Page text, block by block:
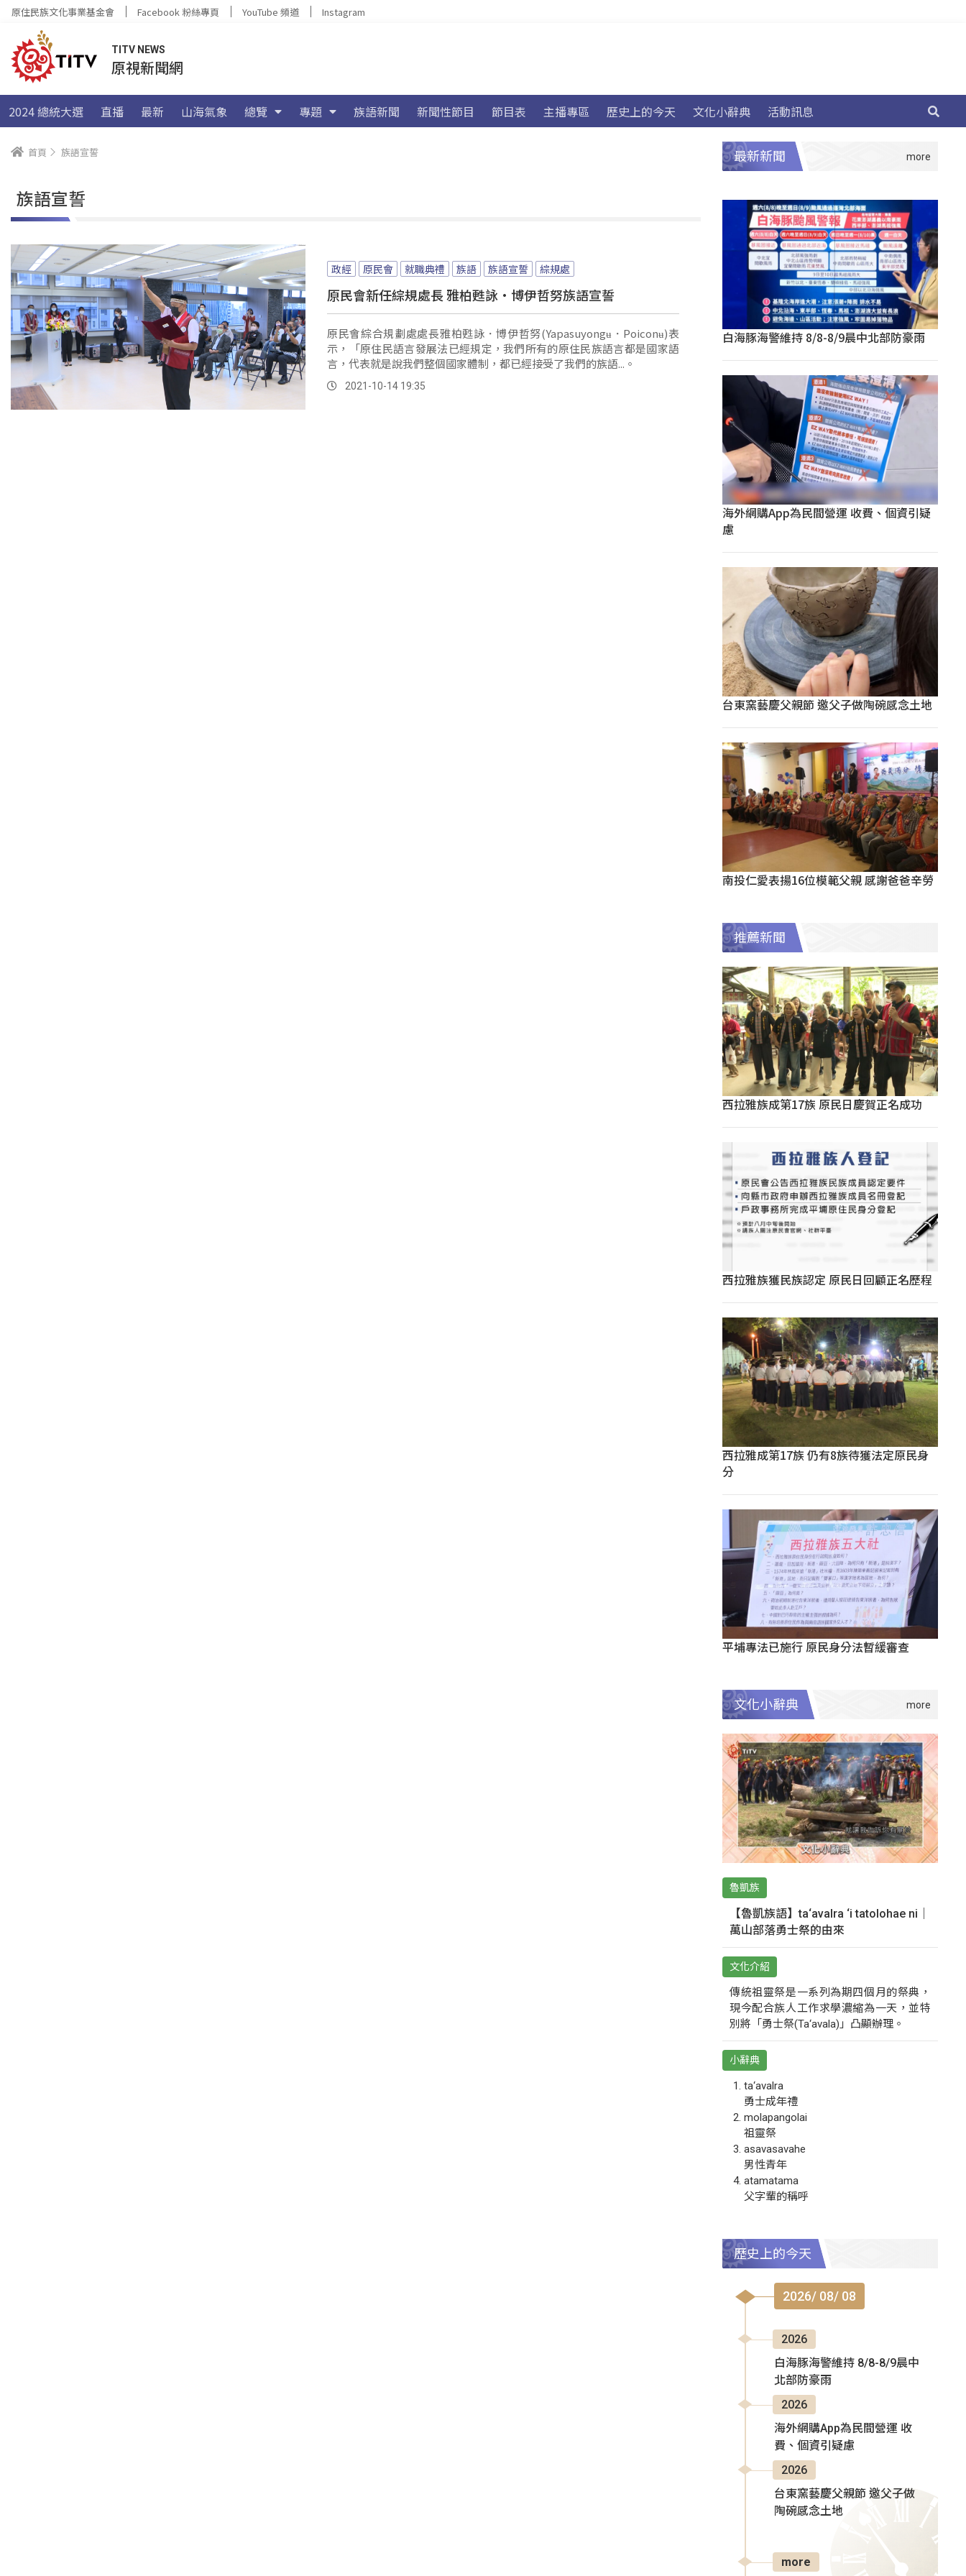
原住民族文化事業基金會 Facebook 粉絲專頁 YouTube 頻道 Instagram
TITV NEWS
原視新聞網
2024 總統大選 直播 最新 山海氣象 總覽 專題 族語新聞 新聞性節目 節目表 主播專區 歷史上的今天 文化小辭典 活動訊息
首頁 族語宣誓
族語宣誓
政經 原民會 就職典禮 族語 族語宣誓 綜規處
原民會新任綜規處長 雅柏甦詠·博伊哲努族語宣誓
原民會綜合規劃處處長雅柏甦詠．博伊哲努(Yapasuyongʉ．Poiconʉ)表
示，「原住民語言發展法已經規定，我們所有的原住民族語言都是國家語
言，代表就是說我們整個國家體制，都已經接受了我們的族語...。
2021-10-14 19:35
最新新聞
白海豚海警維持 8/8-8/9晨中北部防豪雨
海外網購App為民間營運 收費、個資引疑
慮
台東窯藝慶父親節 邀父子做陶碗感念土地
南投仁愛表揚16位模範父親 感謝爸爸辛勞
推薦新聞
西拉雅族成第17族 原民日慶賀正名成功
西拉雅族獲民族認定 原民日回顧正名歷程
西拉雅成第17族 仍有8族待獲法定原民身
分
平埔專法已施行 原民身分法暫緩審查
文化小辭典
魯凱族
【魯凱族語】ta‘avalra ‘i tatolohae ni｜
萬山部落勇士祭的由來
文化介紹
傳統祖靈祭是一系列為期四個月的祭典，
現今配合族人工作求學濃縮為一天，並特
別將「勇士祭(Ta‘avala)」凸顯辦理。
小辭典
ta‘avalra
勇士成年禮
molapangolai
祖靈祭
asavasavahe
男性青年
atamatama
父字輩的稱呼
歷史上的今天
2026/ 08/ 08
2026
白海豚海警維持 8/8-8/9晨中
北部防豪雨
2026
海外網購App為民間營運 收
費、個資引疑慮
2026
台東窯藝慶父親節 邀父子做
陶碗感念土地
more